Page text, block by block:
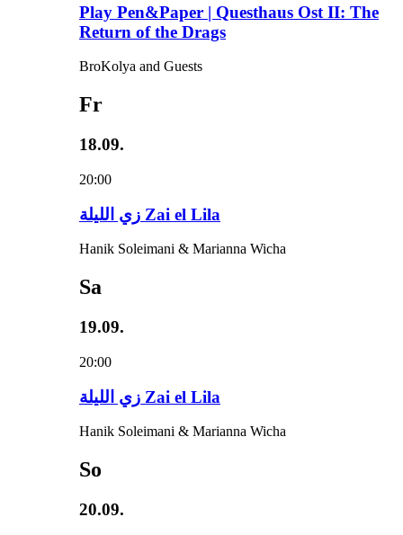
Play Pen&Paper | Questhaus Ost II: The
Return of the Drags
BroKolya and Guests
Fr
18.09.
20:00
زي‌ اللیلة Zai el Lila
Hanik Soleimani & Marianna Wicha
Sa
19.09.
20:00
زي‌ اللیلة Zai el Lila
Hanik Soleimani & Marianna Wicha
So
20.09.